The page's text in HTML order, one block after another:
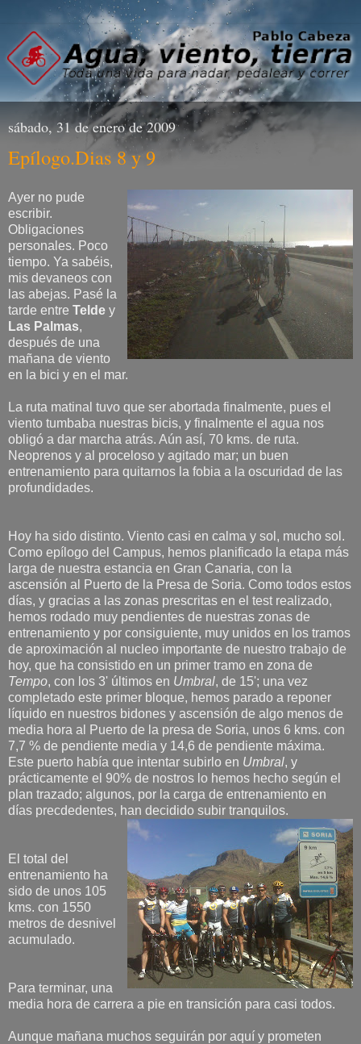
sábado, 31 de enero de 2009
Epílogo.Dias 8 y 9
Ayer no pude
escribir.
Obligaciones
personales. Poco
tiempo. Ya sabéis,
mis devaneos con
las abejas. Pasé la
tarde entre Telde y
Las Palmas,
después de una
mañana de viento
en la bici y en el mar.
La ruta matinal tuvo que ser abortada finalmente, pues el
viento tumbaba nuestras bicis, y finalmente el agua nos
obligó a dar marcha atrás. Aún así, 70 kms. de ruta.
Neoprenos y al proceloso y agitado mar; un buen
entrenamiento para quitarnos la fobia a la oscuridad de las
profundidades.
Hoy ha sido distinto. Viento casi en calma y sol, mucho sol.
Como epílogo del Campus, hemos planificado la etapa más
larga de nuestra estancia en Gran Canaria, con la
ascensión al Puerto de la Presa de Soria. Como todos estos
días, y gracias a las zonas prescritas en el test realizado,
hemos rodado muy pendientes de nuestras zonas de
entrenamiento y por consiguiente, muy unidos en los tramos
de aproximación al nucleo importante de nuestro trabajo de
hoy, que ha consistido en un primer tramo en zona de
Tempo, con los 3' últimos en Umbral, de 15'; una vez
completado este primer bloque, hemos parado a reponer
líquido en nuestros bidones y ascensión de algo menos de
media hora al Puerto de la presa de Soria, unos 6 kms. con
7,7 % de pendiente media y 14,6 de pendiente máxima.
Este puerto había que intentar subirlo en Umbral, y
prácticamente el 90% de nostros lo hemos hecho según el
plan trazado; algunos, por la carga de entrenamiento en
días precdedentes, han decidido subir tranquilos.
El total del
entrenamiento ha
sido de unos 105
kms. con 1550
metros de desnivel
acumulado.
Para terminar, una
media hora de carrera a pie en transición para casi todos.
Aunque mañana muchos seguirán por aquí y prometen